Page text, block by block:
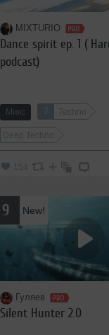
MIXTURIO
Dance spirit ep. 1 (
podcast)
Микс 7 Techno
Deep Techno
154
9 New!
Гуляев
Silent Hunter 2.0